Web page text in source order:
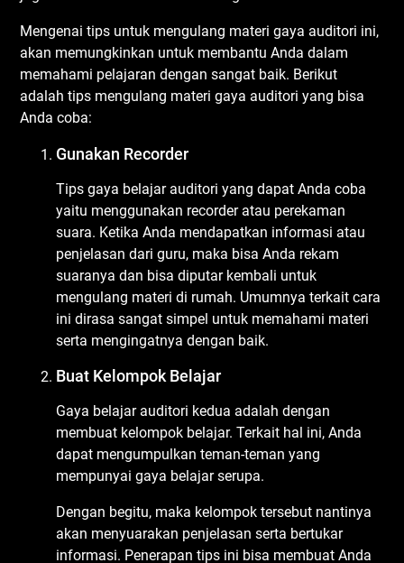
Mengenai tips untuk mengulang materi gaya auditori ini,
akan memungkinkan untuk membantu Anda dalam
memahami pelajaran dengan sangat baik. Berikut
adalah tips mengulang materi gaya auditori yang bisa
Anda coba:
Gunakan Recorder
Tips gaya belajar auditori yang dapat Anda coba
yaitu menggunakan recorder atau perekaman
suara. Ketika Anda mendapatkan informasi atau
penjelasan dari guru, maka bisa Anda rekam
suaranya dan bisa diputar kembali untuk
mengulang materi di rumah. Umumnya terkait cara
ini dirasa sangat simpel untuk memahami materi
serta mengingatnya dengan baik.
Buat Kelompok Belajar
Gaya belajar auditori kedua adalah dengan
membuat kelompok belajar. Terkait hal ini, Anda
dapat mengumpulkan teman-teman yang
mempunyai gaya belajar serupa.
Dengan begitu, maka kelompok tersebut nantinya
akan menyuarakan penjelasan serta bertukar
informasi. Penerapan tips ini bisa membuat Anda